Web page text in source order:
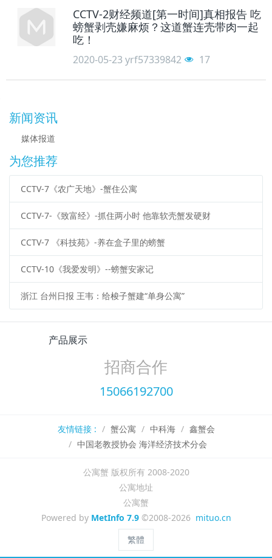
CCTV-2财经频道[第一时间]真相报告 吃
螃蟹剥壳嫌麻烦？这道蟹连壳带肉一起
吃！
2020-05-23 yrf57339842 17
新闻资讯
媒体报道
为您推荐
CCTV-7《农广天地》-蟹住公寓
CCTV-7-《致富经》-抓住两小时 他靠软壳蟹发硬财
CCTV-7 《科技苑》-养在盒子里的螃蟹
CCTV-10《我爱发明》--螃蟹安家记
浙江 台州日报 王韦：给梭子蟹建“单身公寓”
产品展示
招商合作
15066192700
友情链接 : 蟹公寓 中科海
鑫蟹会
中国老教授协会 海洋经济技术分会
公寓蟹 版权所有 2008-2020
公寓地址
公寓蟹
Powered by MetInfo 7.9©2008-2026 mituo.cn
繁體